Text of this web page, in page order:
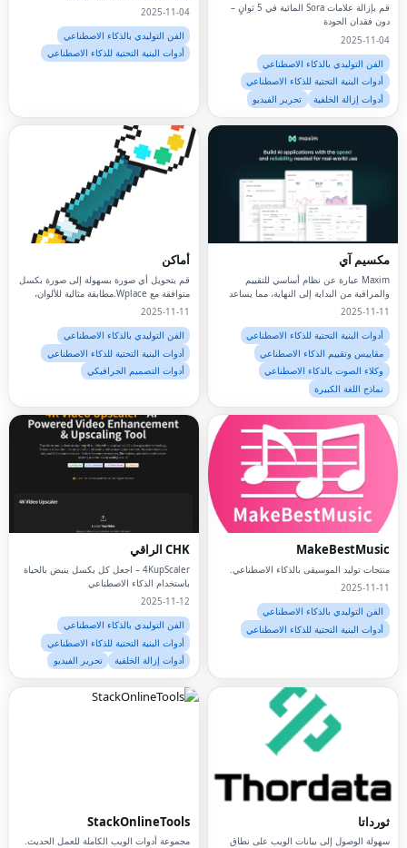
قم بإزالة علامات Sora المائية في 5 ثوانٍ –
دون فقدان الجودة
2025-11-04
الفن التوليدي بالذكاء الاصطناعي
أدوات البنية التحتية للذكاء الاصطناعي
أدوات إزالة الخلفية
تحرير الفيديو
2025-11-04
الفن التوليدي بالذكاء الاصطناعي
أدوات البنية التحتية للذكاء الاصطناعي
مكسيم آي
Maxim عبارة عن نظام أساسي للتقييم
والمراقبة من البداية إلى النهاية، مما يساعد
الفرق على شحن وكلاء الذكاء الاصطناعي
مرات!
2025-11-11
أدوات البنية التحتية للذكاء الاصطناعي
مقاييس وتقييم الذكاء الاصطناعي
وكلاء الصوت بالذكاء الاصطناعي
نماذج اللغة الكبيرة
أماكن
قم بتحويل أي صورة بسهولة إلى صورة بكسل
متوافقة مع Wplace.مطابقة مثالية للألوان،
وتغيير الحجم الذكي، والمعالجة المحلية التي
Wplace.
2025-11-11
الفن التوليدي بالذكاء الاصطناعي
أدوات البنية التحتية للذكاء الاصطناعي
أدوات التصميم الجرافيكي
MakeBestMusic
منتجات توليد الموسيقى بالذكاء الاصطناعي.
2025-11-11
الفن التوليدي بالذكاء الاصطناعي
أدوات البنية التحتية للذكاء الاصطناعي
CHK الراقي
4KupScaler – اجعل كل بكسل ينبض بالحياة
باستخدام الذكاء الاصطناعي
2025-11-12
الفن التوليدي بالذكاء الاصطناعي
أدوات البنية التحتية للذكاء الاصطناعي
أدوات إزالة الخلفية
تحرير الفيديو
ثورداتا
سهولة الوصول إلى بيانات الويب على نطاق
StackOnlineTools
مجموعة أدوات الويب الكاملة للعمل الحديث.